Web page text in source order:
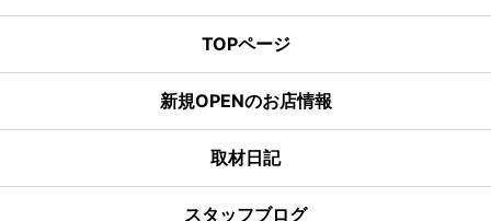
TOPページ
新規OPENのお店情報
取材日記
スタッフブログ